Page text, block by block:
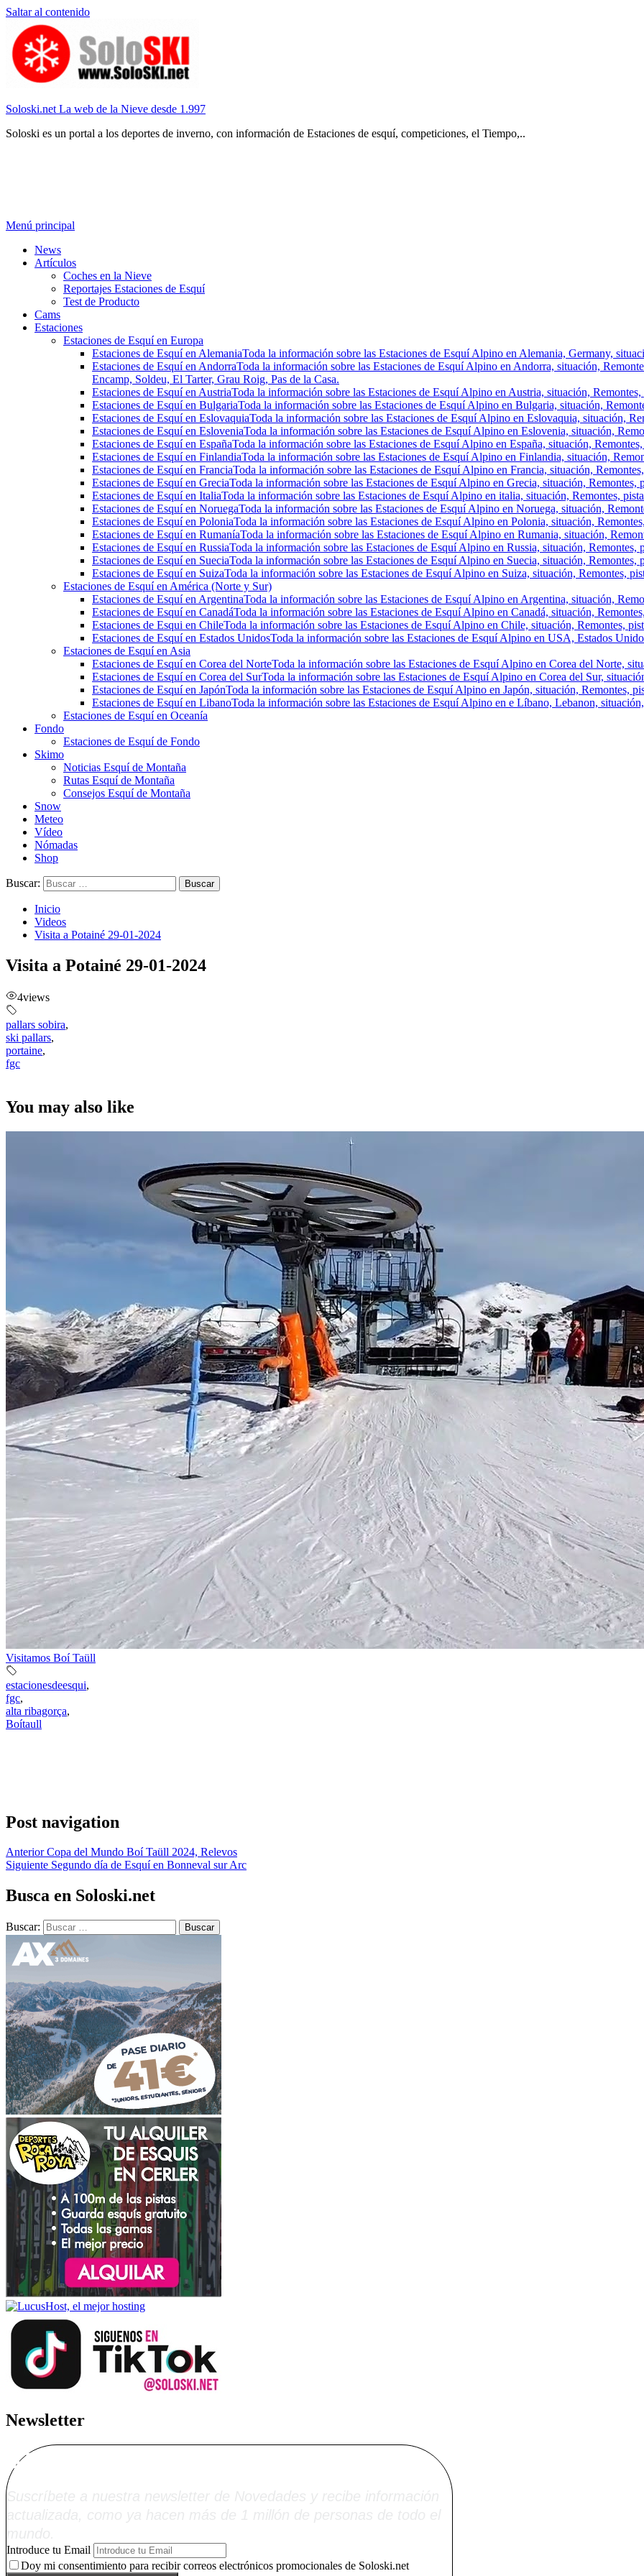
Saltar al contenido
Soloski.net La web de la Nieve desde 1.997
Soloski es un portal a los deportes de inverno, con información de Estaciones de esquí, competiciones, el Tiempo,..
Menú principal
News
Artículos
Coches en la Nieve
Reportajes Estaciones de Esquí
Test de Producto
Cams
Estaciones
Estaciones de Esquí en Europa
Estaciones de Esquí en AlemaniaToda la información sobre las Estaciones de Esquí Alpino en Alemania, Germany,
Estaciones de Esquí en AndorraToda la información sobre las Estaciones de Esquí Alpino en Andorra, situación,
Encamp, Soldeu, El Tarter, Grau Roig, Pas de la Casa.
Estaciones de Esquí en AustriaToda la información sobre las Estaciones de Esquí Alpino en Austria, situación, Remontes,
Estaciones de Esquí en BulgariaToda la información sobre las Estaciones de Esquí Alpino en Bulgaria, situación,
Estaciones de Esquí en EslovaquiaToda la información sobre las Estaciones de Esquí Alpino en Eslovaquia, situación,
Estaciones de Esquí en EsloveniaToda la información sobre las Estaciones de Esquí Alpino en Eslovenia, situación,
Estaciones de Esquí en EspañaToda la información sobre las Estaciones de Esquí Alpino en España, situación,
Estaciones de Esquí en FinlandiaToda la información sobre las Estaciones de Esquí Alpino en Finlandia, situación,
Estaciones de Esquí en FranciaToda la información sobre las Estaciones de Esquí Alpino en Francia, situación,
Estaciones de Esquí en GreciaToda la información sobre las Estaciones de Esquí Alpino en Grecia, situación, Remontes,
Estaciones de Esquí en ItaliaToda la información sobre las Estaciones de Esquí Alpino en italia, situación, Remontes,
Estaciones de Esquí en NoruegaToda la información sobre las Estaciones de Esquí Alpino en Noruega, situación,
Estaciones de Esquí en PoloniaToda la información sobre las Estaciones de Esquí Alpino en Polonia, situación,
Estaciones de Esquí en RumaníaToda la información sobre las Estaciones de Esquí Alpino en Rumania, situación,
Estaciones de Esquí en RussiaToda la información sobre las Estaciones de Esquí Alpino en Russia, situación, Remontes,
Estaciones de Esquí en SueciaToda la información sobre las Estaciones de Esquí Alpino en Suecia, situación, Remontes,
Estaciones de Esquí en SuizaToda la información sobre las Estaciones de Esquí Alpino en Suiza, situación, Remontes,
Estaciones de Esquí en América (Norte y Sur)
Estaciones de Esquí en ArgentinaToda la información sobre las Estaciones de Esquí Alpino en Argentina, situación,
Estaciones de Esquí en CanadáToda la información sobre las Estaciones de Esquí Alpino en Canadá, situación,
Estaciones de Esqui en ChileToda la información sobre las Estaciones de Esquí Alpino en Chile, situación, Remontes,
Estaciones de Esquí en Estados UnidosToda la información sobre las Estaciones de Esquí Alpino en USA, Estados
Estaciones de Esquí en Asia
Estaciones de Esquí en Corea del NorteToda la información sobre las Estaciones de Esquí Alpino en Corea del Norte,
Estaciones de Esquí en Corea del SurToda la información sobre las Estaciones de Esquí Alpino en Corea del Sur,
Estaciones de Esquí en JapónToda la información sobre las Estaciones de Esquí Alpino en Japón, situación, Remontes,
Estaciones de Esquí en LibanoToda la información sobre las Estaciones de Esquí Alpino en e Líbano, Lebanon,
Estaciones de Esquí en Oceanía
Fondo
Estaciones de Esquí de Fondo
Skimo
Noticias Esquí de Montaña
Rutas Esquí de Montaña
Consejos Esquí de Montaña
Snow
Meteo
Vídeo
Nómadas
Shop
Buscar:
Inicio
Videos
Visita a Potainé 29-01-2024
Visita a Potainé 29-01-2024
4views
pallars sobira,
ski pallars,
portaine,
fgc
You may also like
Visitamos Boí Taüll
estacionesdeesqui,
fgc,
alta ribagorça,
Boítaull
Post navigation
AnteriorCopa del Mundo Boí Taüll 2024, Relevos
Siguiente Segundo día de Esquí en Bonneval sur Arc
Busca en Soloski.net
Buscar:
Newsletter
Alta Boletín Soloski.net
Suscríbete a nuestra newsletter de Novedades y recibe información
Introduce tu Email
Doy mi consentimiento para recibir correos electrónicos promocionales de Soloski.net